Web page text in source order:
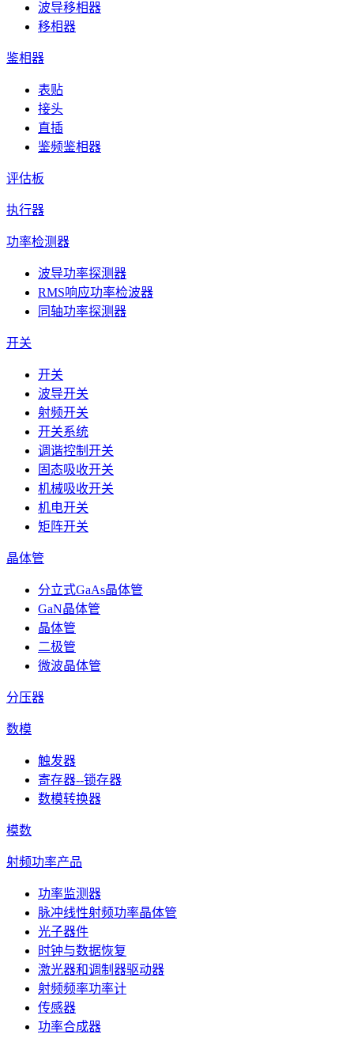
波导移相器
移相器
鉴相器
表贴
接头
直插
鉴频鉴相器
评估板
执行器
功率检测器
波导功率探测器
RMS响应功率检波器
同轴功率探测器
开关
开关
波导开关
射频开关
开关系统
调谐控制开关
固态吸收开关
机械吸收开关
机电开关
矩阵开关
晶体管
分立式GaAs晶体管
GaN晶体管
晶体管
二极管
微波晶体管
分压器
数模
触发器
寄存器--锁存器
数模转换器
模数
射频功率产品
功率监测器
脉冲线性射频功率晶体管
光子器件
时钟与数据恢复
激光器和调制器驱动器
射频频率功率计
传感器
功率合成器